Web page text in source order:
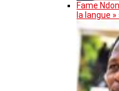
Fame
la langue